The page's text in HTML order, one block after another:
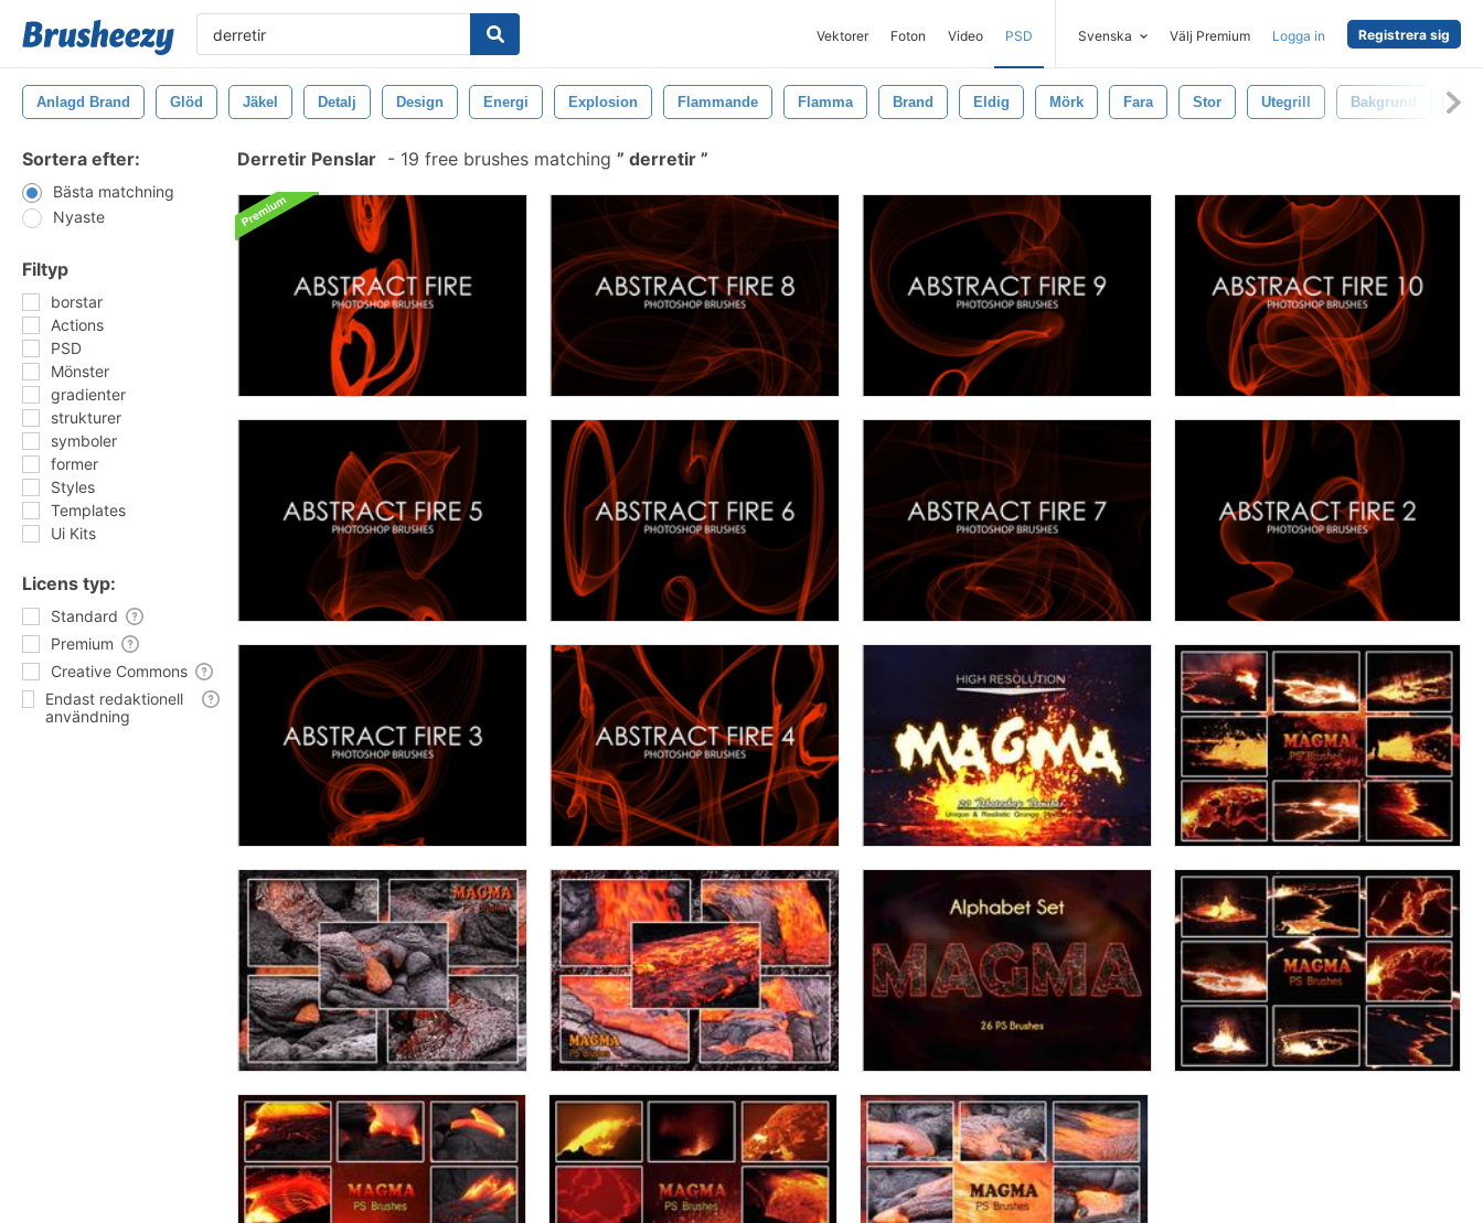
Vektorer Foton Video PSD Svenska Välj Premium Logga in Registrera sig
Anlagd Brand Glöd Jäkel Detalj Design Energi Explosion Flammande Flamma Brand Eldig Mörk Fara Stor Utegrill Bakgrund
Sortera efter:
Bästa matchning
Nyaste
Filtyp
borstar
Actions
PSD
Mönster
gradienter
strukturer
symboler
former
Styles
Templates
Ui Kits
Licens typ:
Standard
Premium
Creative Commons
Endast redaktionell
användning
Derretir Penslar - 19 free brushes matching derretir